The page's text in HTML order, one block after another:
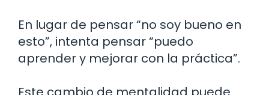
En lugar de pensar “no soy bueno en
esto”, intenta pensar “puedo
aprender y mejorar con la práctica”.